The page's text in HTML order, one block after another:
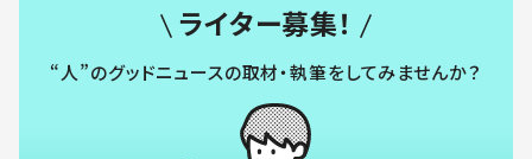
ライター募集！
“人”のグッドニュースの取材・執筆をしてみませんか？